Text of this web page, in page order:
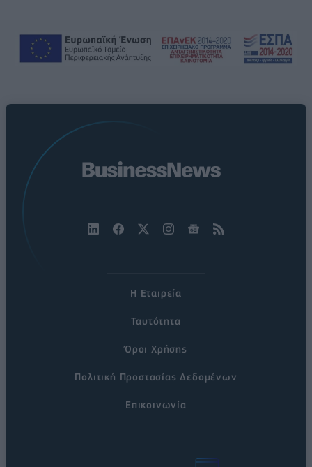
Η Εταιρεία
Ταυτότητα
Όροι Χρήσης
Πολιτική Προστασίας Δεδομένων
Επικοινωνία